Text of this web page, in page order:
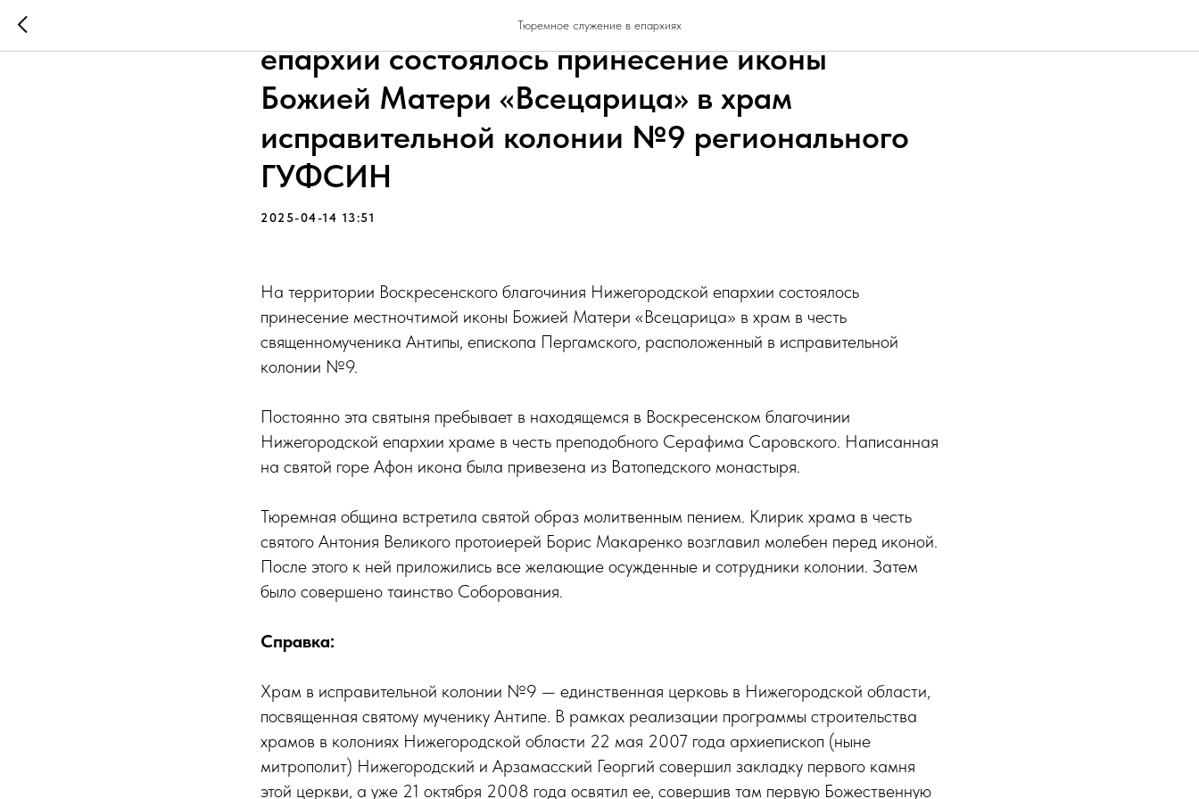
Тюремное служение в епархиях
В Воскресенском благочини Нижегородской
епархии состоялось принесение иконы
Божией Матери «Всецарица» в храм
исправительной колонии №9 регионального
ГУФСИН
2025-04-14 13:51
На территории Воскресенского благочиния Нижегородской епархии состоялось
принесение местночтимой иконы Божией Матери «Всецарица» в храм в честь
священномученика Антипы, епископа Пергамского, расположенный в исправительной
колонии №9.
Постоянно эта святыня пребывает в находящемся в Воскресенском благочинии
Нижегородской епархии храме в честь преподобного Серафима Саровского. Написанная
на святой горе Афон икона была привезена из Ватопедского монастыря.
Тюремная община встретила святой образ молитвенным пением. Клирик храма в честь
святого Антония Великого протоиерей Борис Макаренко возглавил молебен перед иконой.
После этого к ней приложились все желающие осужденные и сотрудники колонии. Затем
было совершено таинство Соборования.
Справка:
Храм в исправительной колонии №9 — единственная церковь в Нижегородской области,
посвященная святому мученику Антипе. В рамках реализации программы строительства
храмов в колониях Нижегородской области 22 мая 2007 года архиепископ (ныне
митрополит) Нижегородский и Арзамасский Георгий совершил закладку первого камня
этой церкви, а уже 21 октября 2008 года освятил ее, совершив там первую Божественную